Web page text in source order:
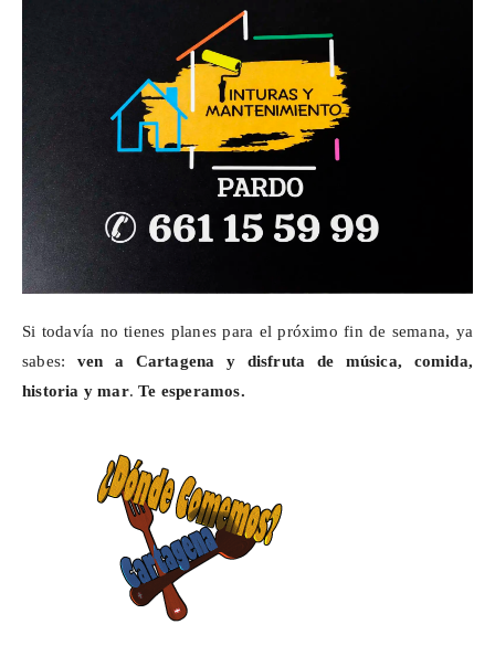
Si todavía no tienes planes para el próximo fin de semana, ya
sabes: ven a Cartagena y disfruta de música, comida,
historia y mar.Te esperamos.